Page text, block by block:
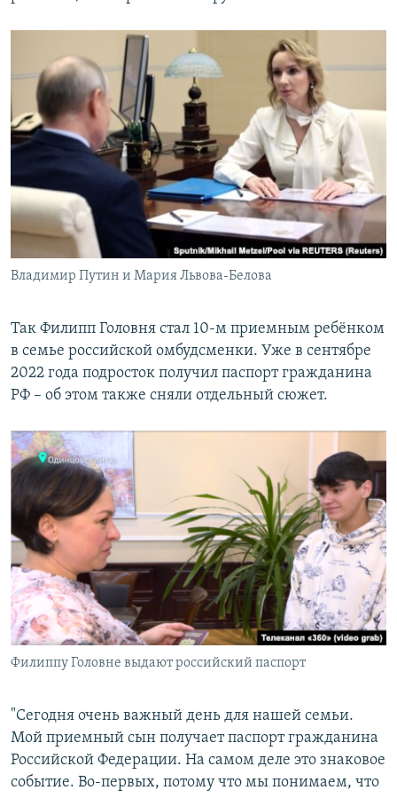
Владимир Путин и Мария Львова-Белова
Так Филипп Головня стал 10-м приемным ребёнком
в семье российской омбудсменки. Уже в сентябре
2022 года подросток получил паспорт гражданина
РФ – об этом также сняли отдельный сюжет.
Филиппу Головне выдают российский паспорт
"Сегодня очень важный день для нашей семьи.
Мой приемный сын получает паспорт гражданина
Российской Федерации. На самом деле это знаковое
событие. Во-первых, потому что мы понимаем, что